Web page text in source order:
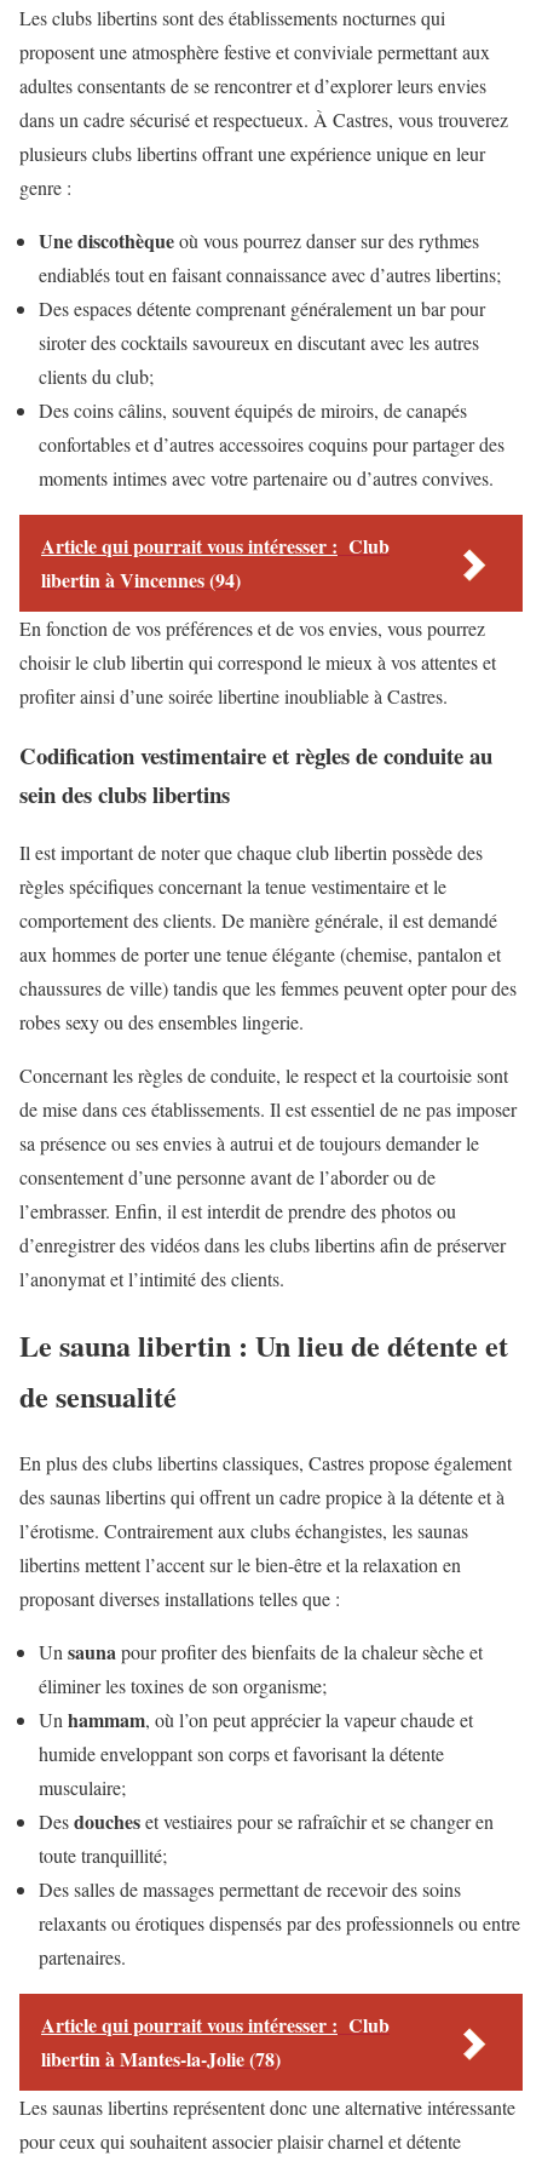
Les clubs libertins sont des établissements nocturnes qui
proposent une atmosphère festive et conviviale permettant aux
adultes consentants de se rencontrer et d’explorer leurs envies
dans un cadre sécurisé et respectueux. À Castres, vous trouverez
plusieurs clubs libertins offrant une expérience unique en leur
genre :
Une discothèqueoù vous pourrez danser sur des rythmes
endiablés tout en faisant connaissance avec d’autres libertins;
Des espaces détente comprenant généralement un bar pour
siroter des cocktails savoureux en discutant avec les autres
clients du club;
Des coins câlins, souvent équipés de miroirs, de canapés
confortables et d’autres accessoires coquins pour partager des
moments intimes avec votre partenaire ou d’autres convives.
Article qui pourrait vous intéresser : Club
libertin à Vincennes (94)
En fonction de vos préférences et de vos envies, vous pourrez
choisir le club libertin qui correspond le mieux à vos attentes et
profiter ainsi d’une soirée libertine inoubliable à Castres.
Codification vestimentaire et règles de conduite au
sein des clubs libertins
Il est important de noter que chaque club libertin possède des
règles spécifiques concernant la tenue vestimentaire et le
comportement des clients. De manière générale, il est demandé
aux hommes de porter une tenue élégante (chemise, pantalon et
chaussures de ville) tandis que les femmes peuvent opter pour des
robes sexy ou des ensembles lingerie.
Concernant les règles de conduite, le respect et la courtoisie sont
de mise dans ces établissements. Il est essentiel de ne pas imposer
sa présence ou ses envies à autrui et de toujours demander le
consentement d’une personne avant de l’aborder ou de
l’embrasser. Enfin, il est interdit de prendre des photos ou
d’enregistrer des vidéos dans les clubs libertins afin de préserver
l’anonymat et l’intimité des clients.
Le sauna libertin : Un lieu de détente et
de sensualité
En plus des clubs libertins classiques, Castres propose également
des saunas libertins qui offrent un cadre propice à la détente et à
l’érotisme. Contrairement aux clubs échangistes, les saunas
libertins mettent l’accent sur le bien-être et la relaxation en
proposant diverses installations telles que :
Un saunapour profiter des bienfaits de la chaleur sèche et
éliminer les toxines de son organisme;
Un hammam, où l’on peut apprécier la vapeur chaude et
humide enveloppant son corps et favorisant la détente
musculaire;
Desdoucheset vestiaires pour se rafraîchir et se changer en
toute tranquillité;
Des salles de massages permettant de recevoir des soins
relaxants ou érotiques dispensés par des professionnels ou entre
partenaires.
Article qui pourrait vous intéresser : Club
libertin à Mantes-la-Jolie (78)
Les saunas libertins représentent donc une alternative intéressante
pour ceux qui souhaitent associer plaisir charnel et détente